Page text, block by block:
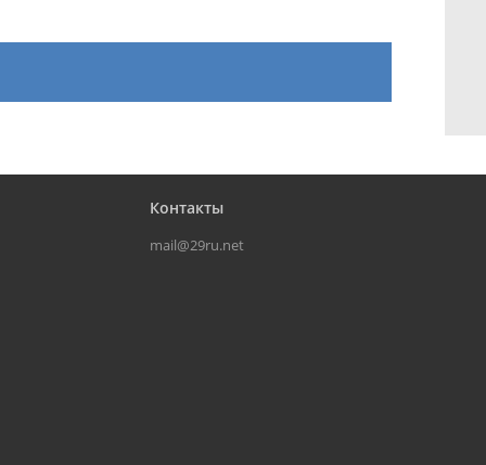
Контакты
mail@29ru.net